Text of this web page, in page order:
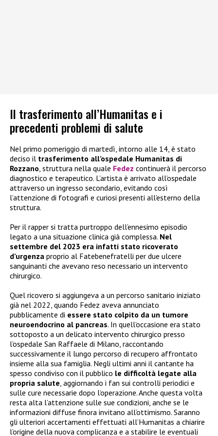
Il trasferimento all’Humanitas e i
precedenti problemi di salute
Nel primo pomeriggio di martedì, intorno alle 14, è stato
deciso il trasferimento all’ospedale Humanitas di
Rozzano, struttura nella quale Fedez continuerà il percorso
diagnostico e terapeutico. L’artista è arrivato all’ospedale
attraverso un ingresso secondario, evitando così
l’attenzione di fotografi e curiosi presenti all’esterno della
struttura.
Per il rapper si tratta purtroppo dell’ennesimo episodio
legato a una situazione clinica già complessa. Nel
settembre del 2023 era infatti stato ricoverato
d’urgenza proprio al Fatebenefratelli per due ulcere
sanguinanti che avevano reso necessario un intervento
chirurgico.
Quel ricovero si aggiungeva a un percorso sanitario iniziato
già nel 2022, quando Fedez aveva annunciato
pubblicamente di essere stato colpito da un tumore
neuroendocrino al pancreas. In quell’occasione era stato
sottoposto a un delicato intervento chirurgico presso
l’ospedale San Raffaele di Milano, raccontando
successivamente il lungo percorso di recupero affrontato
insieme alla sua famiglia. Negli ultimi anni il cantante ha
spesso condiviso con il pubblico le difficoltà legate alla
propria salute, aggiornando i fan sui controlli periodici e
sulle cure necessarie dopo l’operazione. Anche questa volta
resta alta l’attenzione sulle sue condizioni, anche se le
informazioni diffuse finora invitano all’ottimismo. Saranno
gli ulteriori accertamenti effettuati all’Humanitas a chiarire
l’origine della nuova complicanza e a stabilire le eventuali